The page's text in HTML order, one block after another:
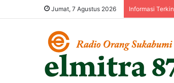
Jumat, 7 Agustus 2026 Informasi